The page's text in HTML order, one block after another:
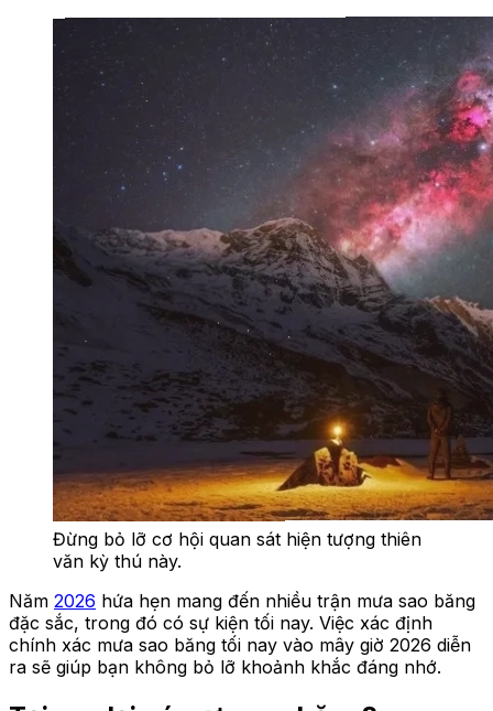
Đừng bỏ lỡ cơ hội quan sát hiện tượng thiên
văn kỳ thú này.
Năm 2026 hứa hẹn mang đến nhiều trận mưa sao băng
đặc sắc, trong đó có sự kiện tối nay. Việc xác định
chính xác mưa sao băng tối nay vào mây giờ 2026 diễn
ra sẽ giúp bạn không bỏ lỡ khoảnh khắc đáng nhớ.